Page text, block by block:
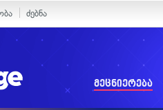
ძებნა
მეცნიერება